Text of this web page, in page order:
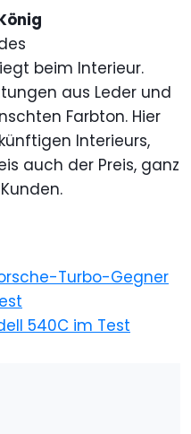
beim Interieur.
aus Leder und
Farbton. Hier
Interieurs,
auch der Preis, ganz
Turbo-Gegner
540C im Test